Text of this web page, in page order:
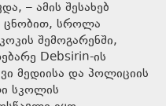
– ამის შესახებ
ცნობით, სროლა
შემოგარენში,
Debsirin-ის
მედიისა და პოლიციის
სკოლის